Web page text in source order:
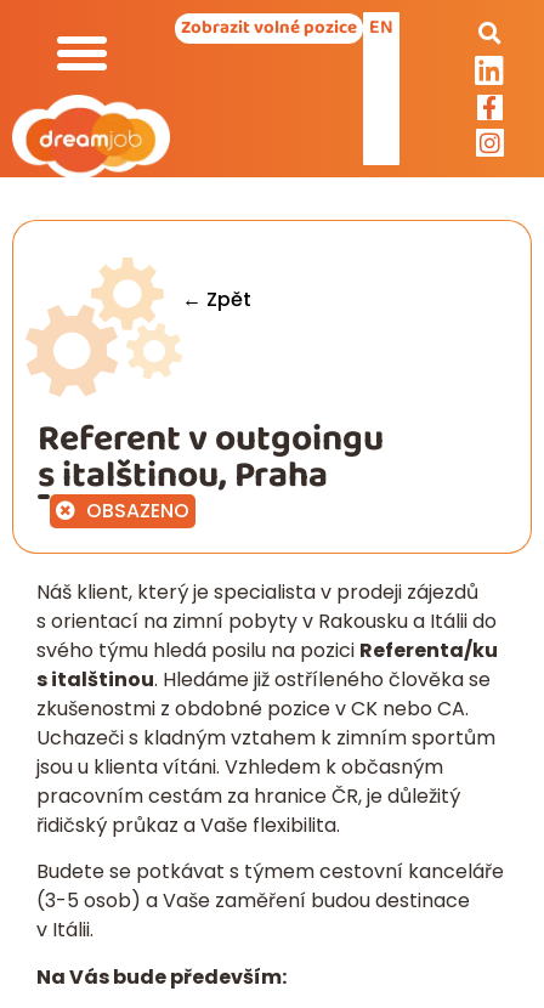
Zobrazit volné pozice EN
← Zpět
Referent v outgoingu
s italštinou, Praha
OBSAZENO
Náš klient, který je specialista v prodeji zájezdů
s orientací na zimní pobyty v Rakousku a Itálii do
svého týmu hledá posilu na pozici Referenta/ku
s italštinou. Hledáme již ostříleného člověka se
zkušenostmi z obdobné pozice v CK nebo CA.
Uchazeči s kladným vztahem k zimním sportům
jsou u klienta vítáni. Vzhledem k občasným
pracovním cestám za hranice ČR, je důležitý
řidičský průkaz a Vaše flexibilita.
Budete se potkávat s týmem cestovní kanceláře
(3-5 osob) a Vaše zaměření budou destinace
v Itálii.
Na Vás bude především: